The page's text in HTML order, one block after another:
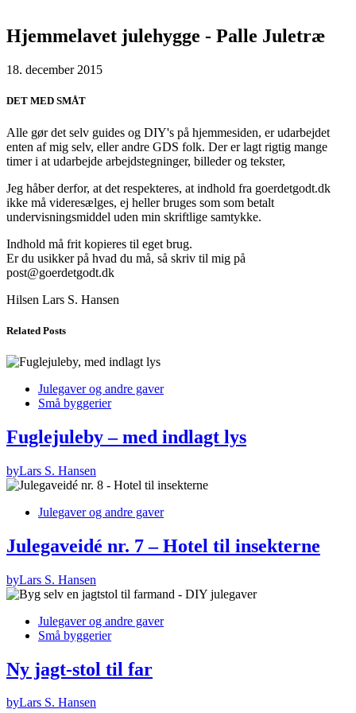
Hjemmelavet julehygge - Palle Juletræ
18. december 2015
DET MED SMÅT
Alle gør det selv guides og DIY's på hjemmesiden, er udarbejdet
enten af mig selv, eller andre GDS folk. Der er lagt rigtig mange
timer i at udarbejde arbejdstegninger, billeder og tekster,
Jeg håber derfor, at det respekteres, at indhold fra goerdetgodt.dk
ikke må videresælges, ej heller bruges som som betalt
undervisningsmiddel uden min skriftlige samtykke.
Indhold må frit kopieres til eget brug.
Er du usikker på hvad du må, så skriv til mig på
post@goerdetgodt.dk
Hilsen Lars S. Hansen
Related Posts
Julegaver og andre gaver
Små byggerier
Fuglejuleby – med indlagt lys
byLars S. Hansen
Julegaver og andre gaver
Julegaveidé nr. 7 – Hotel til insekterne
byLars S. Hansen
Julegaver og andre gaver
Små byggerier
Ny jagt-stol til far
byLars S. Hansen